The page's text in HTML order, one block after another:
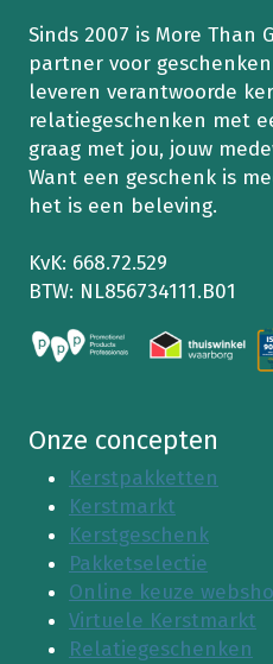
Sinds 2007 is More Than
partner voor
leveren verantwoorde
relatiegeschenken met
graag met jou, jouw
Want een geschenk is
het is een beleving.
KvK: 668.72.529
BTW: NL856734111.B01
Onze concepten
Kerstpakketten
Kerstmarkt
Kerstgeschenk
Pakketselectie
Online keuze
Virtuele Kerstmarkt
Relatiegeschenken